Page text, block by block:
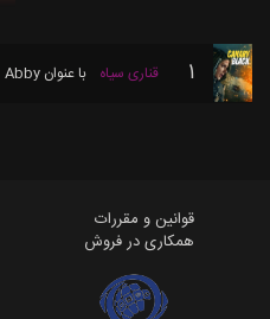
1 قناری سیاه با عنوان Abby
قوانین و مقررات
همکاری در فروش